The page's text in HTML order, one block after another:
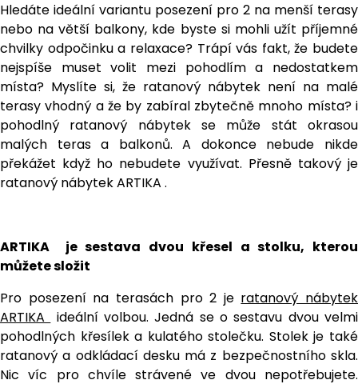
Hledáte ideální variantu posezení pro 2 na menší terasy
nebo na větší balkony, kde byste si mohli užít příjemné
chvilky odpočinku a relaxace? Trápí vás fakt, že budete
nejspíše muset volit mezi pohodlím a nedostatkem
místa? Myslíte si, že ratanový nábytek není na malé
terasy vhodný a že by zabíral zbytečně mnoho místa? i
pohodlný ratanový nábytek se může stát okrasou
malých teras a balkonů. A dokonce nebude nikde
překážet když ho nebudete využívat. Přesně takový je
ratanový nábytek ARTIKA .
ARTIKA je sestava dvou křesel a stolku, kterou
můžete složit
Pro posezení na terasách pro 2 je ratanový nábytek
ARTIKA
ideální volbou. Jedná se o sestavu dvou velmi
pohodlných křesílek a kulatého stolečku. Stolek je také
ratanový a odkládací desku má z bezpečnostního skla.
Nic víc pro chvíle strávené ve dvou nepotřebujete.